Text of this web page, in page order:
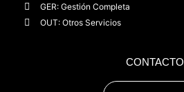
GER: Gestión Completa
OUT: Otros Servicios
CONTACTO